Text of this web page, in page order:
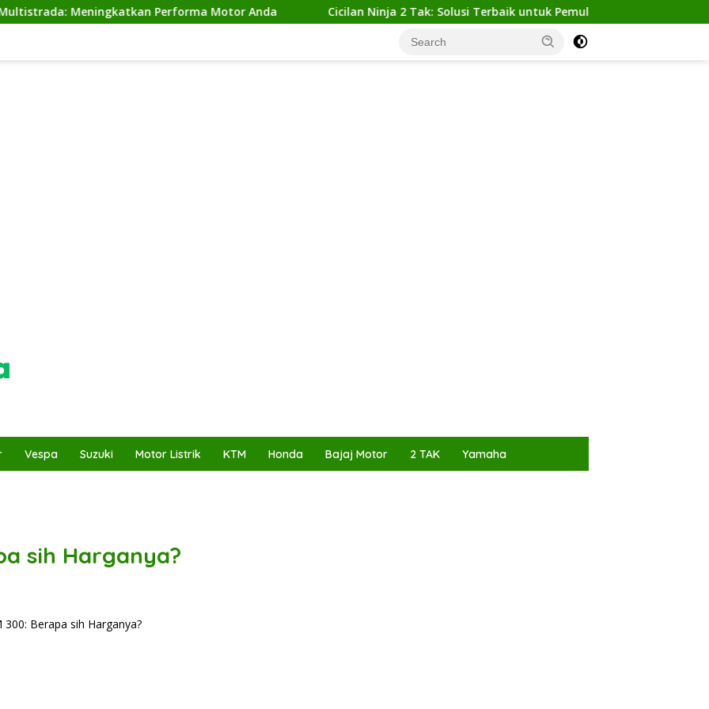
Meningkatkan Performa Motor Anda Cicilan Ninja 2 Tak: Solusi Terbaik untuk Pemula yang Ingin Tampil Gagah
Vespa Suzuki Motor Listrik KTM Honda Bajaj Motor 2 TAK Yamaha
sih Harganya?